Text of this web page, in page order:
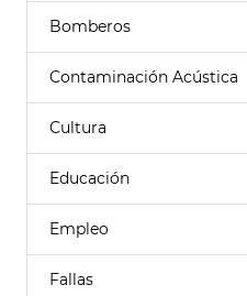
Bomberos
Contaminación Acústica
Cultura
Educación
Empleo
Fallas